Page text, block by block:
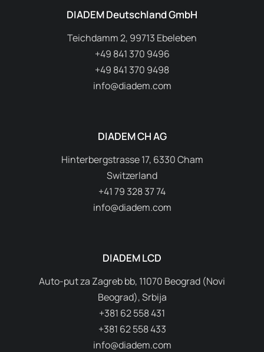
DIADEM Deutschland GmbH
Teichdamm 2, 99713 Ebeleben
+49 841 370 9496
+49 841 370 9498
info@diadem.com
DIADEM CH AG
Hinterbergstrasse 17, 6330 Cham
Switzerland
+41 79 328 37 74
info@diadem.com
DIADEM LCD
Auto-put za Zagreb bb, 11070 Beograd (Novi
Beograd), Srbija
+381 62 558 431
+381 62 558 433
info@diadem.com